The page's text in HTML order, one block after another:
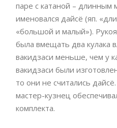
паре с катаной – длинным
именовался дайсё (яп.
«большой и малый»).
была вмещать два кулака
вакидзаси меньше, чем у
вакидзаси были
то они не считались
мастер-кузнец
комплекта.